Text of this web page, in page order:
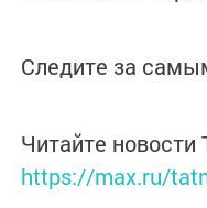
Следите за
Читайте
https://max.ru/